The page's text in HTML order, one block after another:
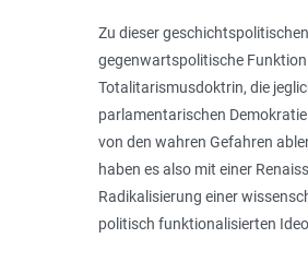
Zu dieser
gegenwartspolitische
Totalitarismusdoktrin, die
parlamentarischen
von den wahren Gefahren
haben es also mit einer
Radikalisierung einer
politisch funktionalisierten